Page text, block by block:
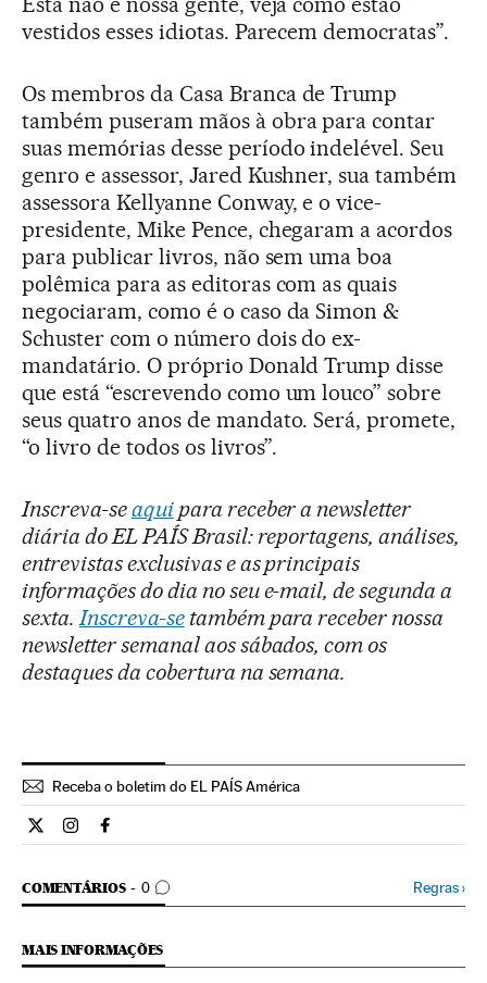
vestidos esses idiotas. Parecem democratas”.
Os membros da Casa Branca de Trump
também puseram mãos à obra para contar
suas memórias desse período indelével. Seu
genro e assessor, Jared Kushner, sua também
assessora Kellyanne Conway, e o vice-
presidente, Mike Pence, chegaram a acordos
para publicar livros, não sem uma boa
polêmica para as editoras com as quais
negociaram, como é o caso da Simon &
Schuster com o número dois do ex-
mandatário. O próprio Donald Trump disse
que está “escrevendo como um louco” sobre
seus quatro anos de mandato. Será, promete,
“o livro de todos os livros”.
Inscreva-seaquipara receber a newsletter
diária do EL PAÍS Brasil: reportagens, análises,
entrevistas exclusivas e as principais
informações do dia no seu e-mail, de segunda a
sexta. Inscreva-setambém para receber nossa
newsletter semanal aos sábados, com os
destaques da cobertura na semana.
Receba o boletim do EL PAÍS América
Internacional El País Brasil en Twitter
Internacional El País Brasil en Instagram
Internacional El País Brasil en Facebook
COMENTÁRIOS 0
COMENTÁRIOS Regras›
MAIS INFORMAÇÕES